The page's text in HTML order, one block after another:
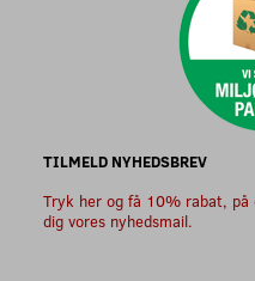
TILMELD NYHEDSBREV
Tryk her og få 10% rabat,
dig vores nyhedsmail.